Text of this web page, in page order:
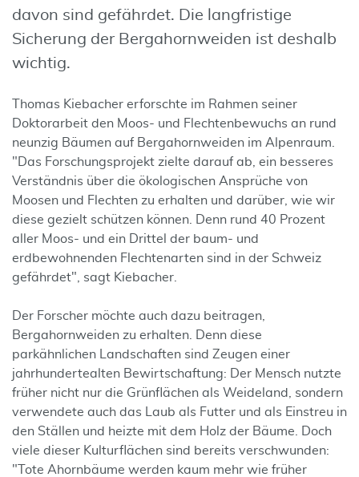
davon sind gefährdet. Die langfristige
Sicherung der Bergahornweiden ist deshalb
wichtig.
Thomas Kiebacher erforschte im Rahmen seiner
Doktorarbeit den Moos- und Flechtenbewuchs an rund
neunzig Bäumen auf Bergahornweiden im Alpenraum.
"Das Forschungsprojekt zielte darauf ab, ein besseres
Verständnis über die ökologischen Ansprüche von
Moosen und Flechten zu erhalten und darüber, wie wir
diese gezielt schützen können. Denn rund 40 Prozent
aller Moos- und ein Drittel der baum- und
erdbewohnenden Flechtenarten sind in der Schweiz
gefährdet", sagt Kiebacher.
Der Forscher möchte auch dazu beitragen,
Bergahornweiden zu erhalten. Denn diese
parkähnlichen Landschaften sind Zeugen einer
jahrhundertealten Bewirtschaftung: Der Mensch nutzte
früher nicht nur die Grünflächen als Weideland, sondern
verwendete auch das Laub als Futter und als Einstreu in
den Ställen und heizte mit dem Holz der Bäume. Doch
viele dieser Kulturflächen sind bereits verschwunden:
"Tote Ahornbäume werden kaum mehr wie früher